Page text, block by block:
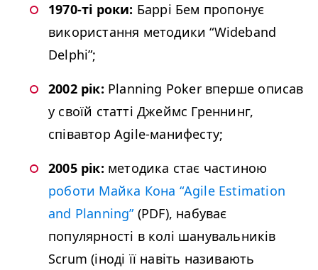
1970-ті роки: Баррі Бем пропонує
використання методики“Wide­band
Delphi”;
2002 рік: Plan­ning Pok­er вперше описав
у своїй статті Джеймс Греннинг,
співавтор Agile-манифесту;
2005 рік: методика стає частиною
роботи Майка Кона “Agile Esti­ma­tion
and Plan­ning”(PDF), набуває
популярності в колі шанувальників
Scrum (іноді її навіть називають